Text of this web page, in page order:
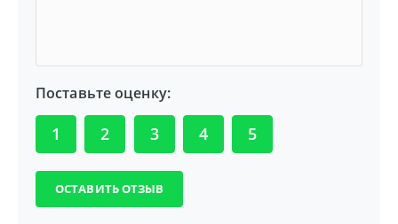
Поставьте оценку:
1 2 3 4 5